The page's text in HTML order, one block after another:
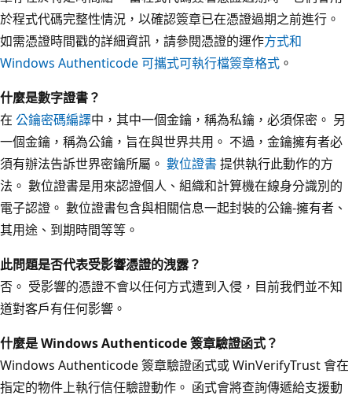
於程式代碼完整性情況，以確認簽章已在憑證過期之前進行。
如需憑證時間戳的詳細資訊，請參閱憑證的運作方式和
Windows Authenticode 可攜式可執行檔簽章格式 。
什麼是數字證書？
在 公鑰密碼編譯中，其中一個金鑰，稱為私鑰，必須保密。 另
一個金鑰，稱為公鑰，旨在與世界共用。 不過，金鑰擁有者必
須有辦法告訴世界密鑰所屬。 數位證書提供執行此動作的方
法。 數位證書是用來認證個人、組織和計算機在線身分識別的
電子認證。 數位證書包含與相關信息一起封裝的公鑰-擁有者、
其用途、到期時間等等。
此問題是否代表受影響憑證的洩露？
否。 受影響的憑證不會以任何方式遭到入侵，目前我們並不知
道對客戶有任何影響。
什麼是 Windows Authenticode 簽章驗證函式？
Windows Authenticode 簽章驗證函式或 WinVerifyTrust 會在
指定的物件上執行信任驗證動作。 函式會將查詢傳遞給支援動